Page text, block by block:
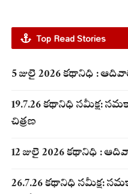
Top Read Stories
5 జులై 2026 కథానిధి :
19.7.26 కథానిధి సమీక్ష:
చిత్రణ
12 జులై 2026 కథానిధి :
26.7.26 కథానిధి సమీక్ష: